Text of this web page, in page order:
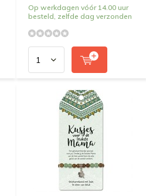
Op werkdagen vóór 14.00 uur
besteld, zelfde dag verzonden